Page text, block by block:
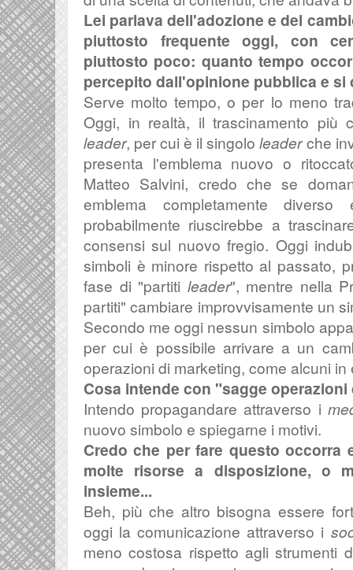
Lei parlava dell'adozione e del
piuttosto frequente oggi, con
piuttosto poco: quanto tempo
percepito dall'opinione pubblica e si
Serve molto tempo, o per lo meno
Oggi, in realtà, il trascinamento più
leader, per cui è il singololeaderche
presenta l'emblema nuovo o
Matteo Salvini, credo che se
emblema completamente
probabilmente riuscirebbe a
consensi sul nuovo fregio. Oggi
simboli è minore rispetto al passato,
fase di "partiti leader", mentre nella
partiti" cambiare improvvisamente un
Secondo me oggi nessun simbolo
per cui è possibile arrivare a un
operazioni di marketing, come alcuni in
Cosa intende con "sagge
Intendo propagandare attraverso i
nuovo simbolo e spiegarne i motivi.
Credo che per fare questo occorra
molte risorse a disposizione, o
insieme...
Beh, più che altro bisogna essere
oggi la comunicazione attraverso i
meno costosa rispetto agli strumenti